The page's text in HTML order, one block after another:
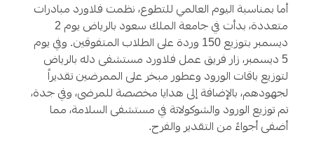
أما بمناسبة اليوم العالمي للتطوع، نظمت فلاورد مبادرات
متعددة، بدأت في جامعة الملك سعود بالرياض يوم 2
ديسمبر بتوزيع 150 وردة على الطلاب المتفوقين. وفي يوم
5 ديسمبر، زار فريق عمل فلاورد مستشفى دله بالرياض
لتوزيع باقات الورود وعطور مبخر على الممرضين تقديراً
لجهودهم، بالإضافة إلى هدايا مخصصة للمرضى، وفي جدة،
تم توزيع الورود والشوكولاتة في مستشفى السلامة، مما
أضفى أجواءً من التقدير والفرح.